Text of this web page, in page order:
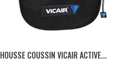
HOUSSE COUSSIN VICAIR ACTIVE...